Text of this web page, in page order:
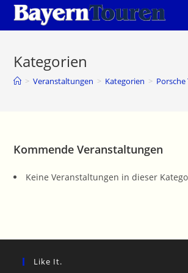
Zum
Inhalt
Kategorien
> Veranstaltungen > Kategorien >
Kommende Veranstaltungen
Keine Veranstaltungen in dieser
Like It.